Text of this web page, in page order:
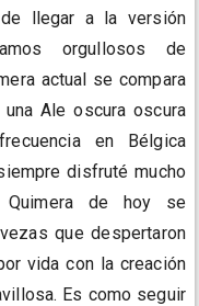
llegar a la versión
orgullosos de
actual se compara
Ale oscura oscura
en Bélgica
disfruté mucho
de hoy se
que despertaron
vida con la creación
Es como seguir